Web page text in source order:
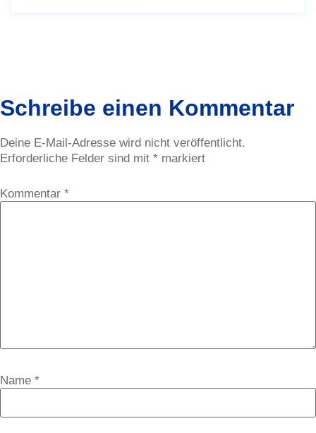
Schreibe einen Kommentar
Deine E-Mail-Adresse wird nicht veröffentlicht.
Erforderliche Felder sind mit * markiert
Kommentar *
Name *